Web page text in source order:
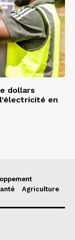
dollars
en
Agriculture